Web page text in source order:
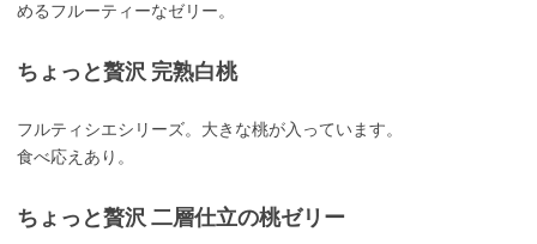
めるフルーティーなゼリー。
ちょっと贅沢 完熟白桃
フルティシエシリーズ。大きな桃が入っています。
食べ応えあり。
ちょっと贅沢 二層仕立の桃ゼリー